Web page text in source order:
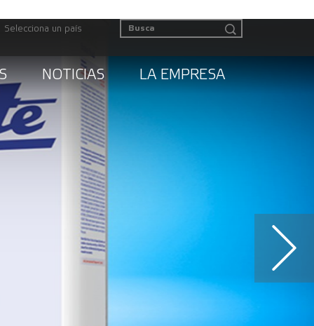
Selecciona un país
NOTICIAS LA EMPRESA